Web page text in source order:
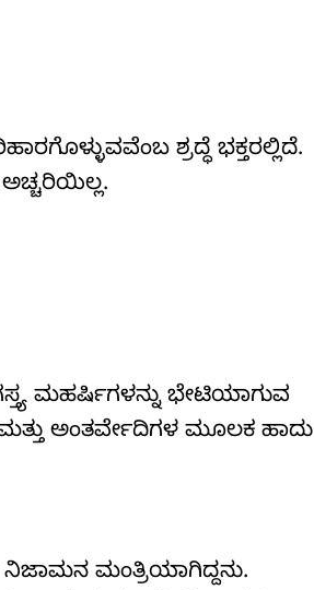
ಶ್ರದ್ಧೆ ಭಕ್ತರಲ್ಲಿದೆ.
ಮಹರ್ಷಿಗಳನ್ನು ಭೇಟಿಯಾಗುವ
ಅಂತರ್ವೇದಿಗಳ ಮೂಲಕ ಹಾದು
ನಿಜಾಮನ ಮಂತ್ರಿಯಾಗಿದ್ದನು.